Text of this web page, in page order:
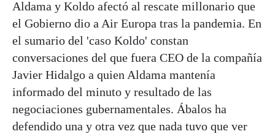
Aldama y Koldo afectó al rescate millonario que
el Gobierno dio a Air Europa tras la pandemia. En
el sumario del 'caso Koldo' constan
conversaciones del que fuera CEO de la compañía
Javier Hidalgo a quien Aldama mantenía
informado del minuto y resultado de las
negociaciones gubernamentales. Ábalos ha
defendido una y otra vez que nada tuvo que ver